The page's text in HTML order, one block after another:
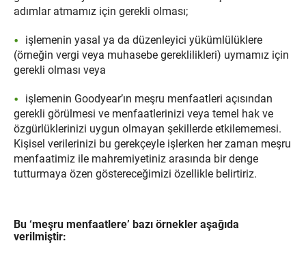
adımlar atmamız için gerekli olması;
işlemenin yasal ya da düzenleyici yükümlülüklere
(örneğin vergi veya muhasebe gereklilikleri) uymamız için
gerekli olması veya
işlemenin Goodyear’ın meşru menfaatleri açısından
gerekli görülmesi ve menfaatlerinizi veya temel hak ve
özgürlüklerinizi uygun olmayan şekillerde etkilememesi.
Kişisel verilerinizi bu gerekçeyle işlerken her zaman meşru
menfaatimiz ile mahremiyetiniz arasında bir denge
tutturmaya özen göstereceğimizi özellikle belirtiriz.
Bu ‘meşru menfaatlere’ bazı örnekler aşağıda
verilmiştir: